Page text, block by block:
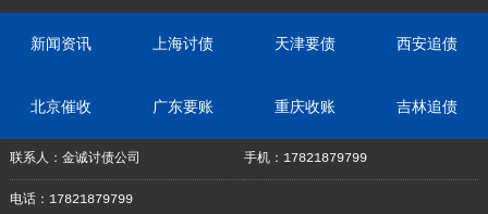
新闻资讯 上海讨债 天津要债 西安追债
北京催收 广东要账 重庆收账 吉林追债
联系人：金诚讨债公司 手机：17821879799
电话：17821879799